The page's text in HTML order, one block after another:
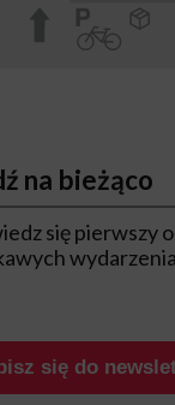
na bieżąco
się pierwszy
się do